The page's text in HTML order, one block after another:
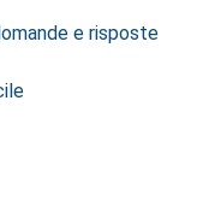
e risposte